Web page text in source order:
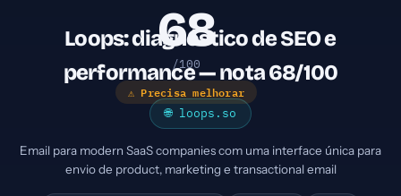
68
/100
⚠ Precisa melhorar
Loops: diagnóstico de SEO e
performance — nota 68/100
🌐 loops.so
Email para modern SaaS companies com uma interface única para
envio de product, marketing e transactional email